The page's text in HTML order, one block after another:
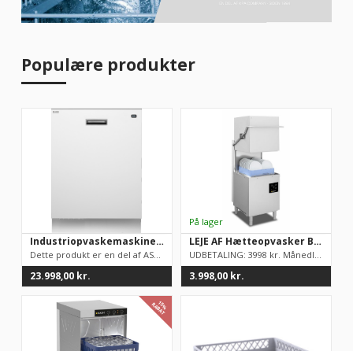
Populære produkter
Industriopvaskemaskine, DWC5926W – ASKO
Dette produkt er en del af ASKO professional serien - Specielt...
23.998,00 kr.
LEJE AF Hætteopvasker BASIC. Udbetaling 3998 kr. / mdr. leje 498 kr. OBS Skal køre med vandbehandling ellers ophører garantien.
3.998,00 kr.
15%
RABAT